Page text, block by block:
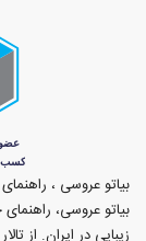
بیاتو عروسی ،
بیاتو عروسی،
زیبایی در ایران. از